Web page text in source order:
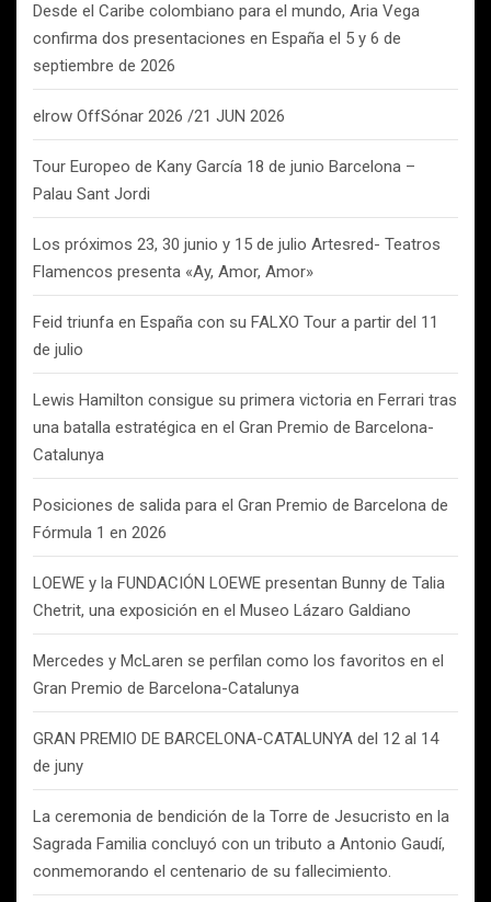
Desde el Caribe colombiano para el mundo, Aria Vega
confirma dos presentaciones en España el 5 y 6 de
septiembre de 2026
elrow OffSónar 2026 /21 JUN 2026
Tour Europeo de Kany García 18 de junio Barcelona –
Palau Sant Jordi
Los próximos 23, 30 junio y 15 de julio Artesred- Teatros
Flamencos presenta «Ay, Amor, Amor»
Feid triunfa en España con su FALXO Tour a partir del 11
de julio
Lewis Hamilton consigue su primera victoria en Ferrari tras
una batalla estratégica en el Gran Premio de Barcelona-
Catalunya
Posiciones de salida para el Gran Premio de Barcelona de
Fórmula 1 en 2026
LOEWE y la FUNDACIÓN LOEWE presentan Bunny de Talia
Chetrit, una exposición en el Museo Lázaro Galdiano
Mercedes y McLaren se perfilan como los favoritos en el
Gran Premio de Barcelona-Catalunya
GRAN PREMIO DE BARCELONA-CATALUNYA del 12 al 14
de juny
La ceremonia de bendición de la Torre de Jesucristo en la
Sagrada Familia concluyó con un tributo a Antonio Gaudí,
conmemorando el centenario de su fallecimiento.